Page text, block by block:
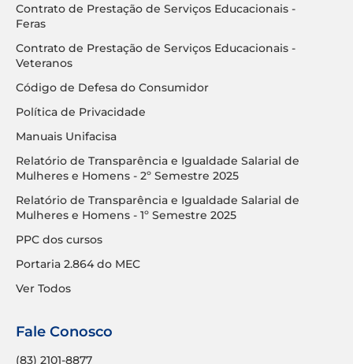
Contrato de Prestação de Serviços Educacionais -
Feras
Contrato de Prestação de Serviços Educacionais -
Veteranos
Código de Defesa do Consumidor
Política de Privacidade
Manuais Unifacisa
Relatório de Transparência e Igualdade Salarial de
Mulheres e Homens - 2º Semestre 2025
Relatório de Transparência e Igualdade Salarial de
Mulheres e Homens - 1º Semestre 2025
PPC dos cursos
Portaria 2.864 do MEC
Ver Todos
Fale Conosco
(83) 2101-8877